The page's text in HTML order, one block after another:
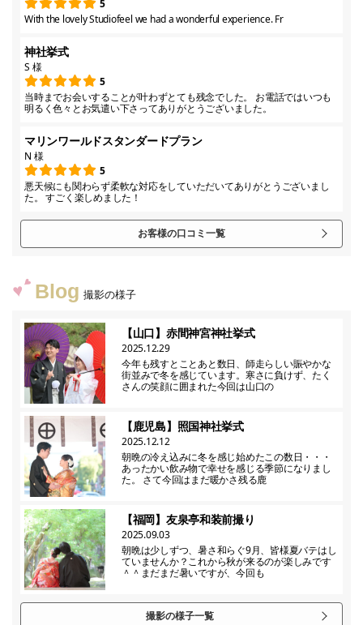
5
With the lovely Studiofeel we had a wonderful experience. Fr
神社挙式
S 様
5
当時までお会いすることが叶わずとても残念でした。 お電話ではいつも
明るく色々とお気遣い下さってありがとうございました。
マリンワールドスタンダードプラン
N 様
5
悪天候にも関わらず柔軟な対応をしていただいてありがとうございまし
た。 すごく楽しめました！
お客様の口コミ一覧
Blog 撮影の様子
【山口】赤間神宮神社挙式
2025.12.29
今年も残すとことあと数日、師走らしい賑やかな
街並みで冬を感じています。寒さに負けず、たく
さんの笑顔に囲まれた今回は山口の
【鹿児島】照国神社挙式
2025.12.12
朝晩の冷え込みに冬を感じ始めたこの数日・・・
あったかい飲み物で幸せを感じる季節になりまし
た。 さて今回はまだ暖かさ残る鹿
【福岡】友泉亭和装前撮り
2025.09.03
朝晩は少しずつ、暑さ和らぐ9月、皆様夏バテはし
ていませんか？これから秋が来るのが楽しみです
＾＾まだまだ暑いですが、今回も
撮影の様子一覧